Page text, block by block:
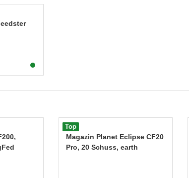
Top
Magazin Planet Eclipse CF20
Pro, 20 Schuss, earth